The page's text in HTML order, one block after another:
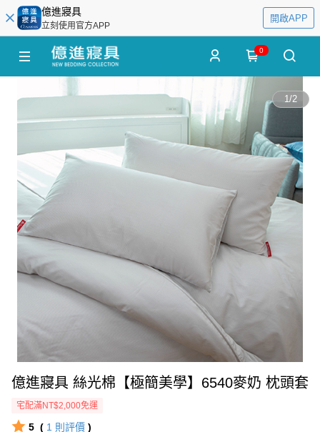
億進寢具
立刻使用官方APP
開啟APP
0
1/2
億進寢具 絲光棉【極簡美學】6540麥奶 枕頭套
宅配滿NT$2,000免運
5 ( 1 則評價 )